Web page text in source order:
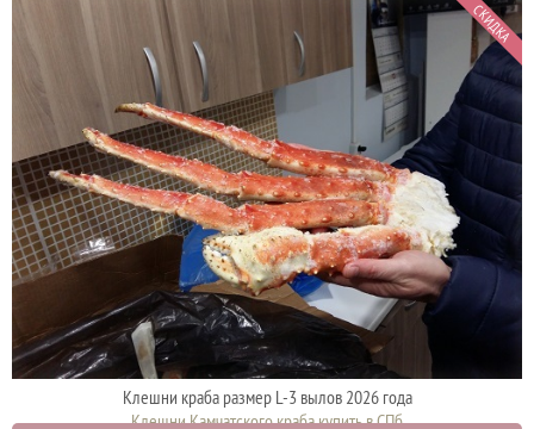
СКИДКА
Клешни краба размер L-3 вылов 2026 года
Клешни Камчатского краба купить в СПб